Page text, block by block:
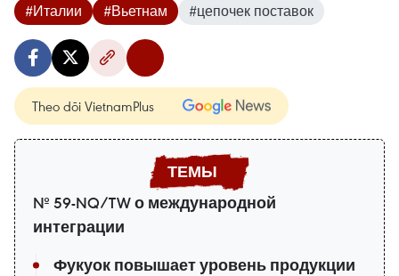
#Италии #Вьетнам #цепочек поставок
Theo dõi VietnamPlus
№ 59-NQ/TW о международной
интеграции
Фукуок повышает уровень продукции